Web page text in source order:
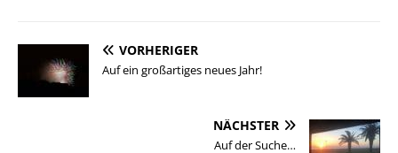
VORHERIGER
Auf ein großartiges neues Jahr!
NÄCHSTER
Auf der Suche…